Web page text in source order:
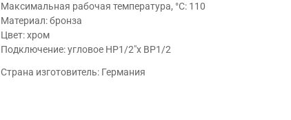
Максимальная рабочая температура, °С: 110
Материал: бронза
Цвет: хром
Подключение: угловое НР1/2"х ВР1/2
Страна изготовитель: Германия